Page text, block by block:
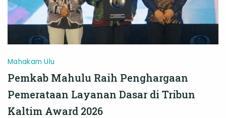
Mahakam Ulu
Pemkab Mahulu Raih Penghargaan
Pemerataan Layanan Dasar di Tribun
Kaltim Award 2026